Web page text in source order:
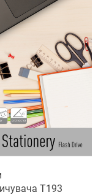
T193